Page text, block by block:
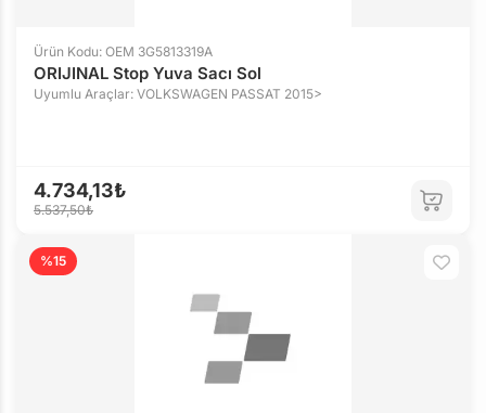
Ürün Kodu: OEM 3G5813319A
ORIJINAL Stop Yuva Sacı Sol
Uyumlu Araçlar: VOLKSWAGEN PASSAT 2015>
4.734,13₺
5.537,50₺
%15